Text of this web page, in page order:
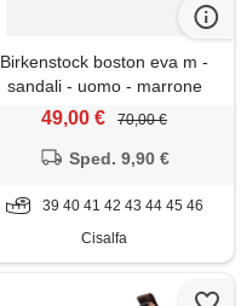
Birkenstock boston eva m -
sandali - uomo - marrone
49,00 € 70,00 €
Sped. 9,90 €
39 40 41 42 43 44 45 46
Cisalfa